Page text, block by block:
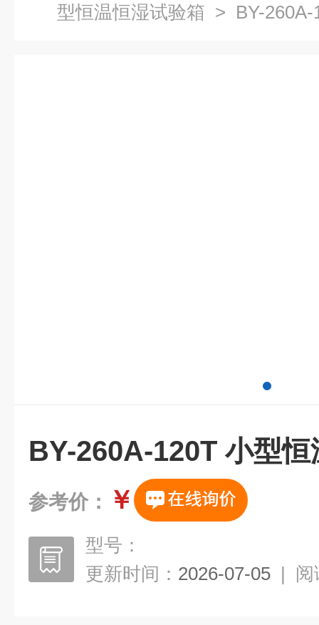
型恒温恒湿试验箱 > BY-260A-
BY-260A-120T 小型
参考价： ￥
型号：
更新时间： 2026-07-05 | 阅